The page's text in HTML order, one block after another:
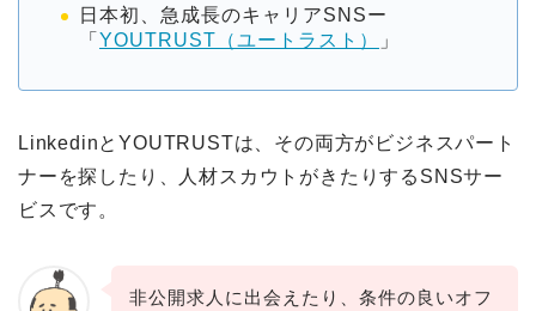
日本初、急成長のキャリアSNSー
「 YOUTRUST（ユートラスト） 」
LinkedinとYOUTRUSTは、その両方がビジネスパート
ナーを探したり、人材スカウトがきたりするSNSサー
ビスです。
非公開求人に出会えたり、条件の良いオフ